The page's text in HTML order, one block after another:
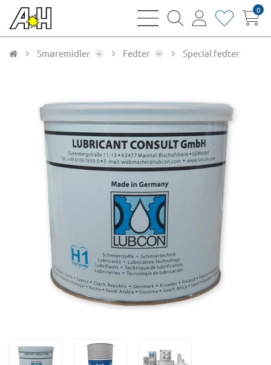
bars
magnifying
user
heart0
Smøremidler Fedter Special fedter